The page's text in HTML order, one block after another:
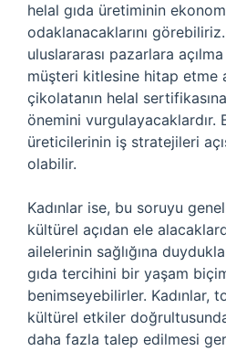
helal gıda üretiminin
odaklanacaklarını
uluslararası pazarlara
müşteri kitlesine hitap etme
çikolatanın helal
önemini vurgulayacaklardır.
üreticilerinin iş stratejileri
olabilir.
Kadınlar ise, bu soruyu
kültürel açıdan ele
ailelerinin sağlığına
gıda tercihini bir yaşam
benimseyebilirler. Kadınlar,
kültürel etkiler
daha fazla talep edilmesi